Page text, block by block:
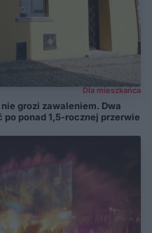
Dla mieszkańca
grozi zawaleniem. Dwa
po ponad 1,5-rocznej przerwie